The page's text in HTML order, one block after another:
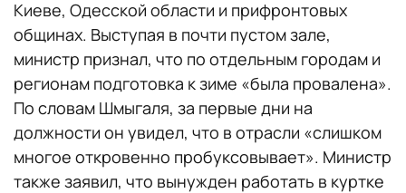
Киеве, Одесской области и прифронтовых
общинах. Выступая в почти пустом зале,
министр признал, что по отдельным городам и
регионам подготовка к зиме «была провалена».
По словам Шмыгаля, за первые дни на
должности он увидел, что в отрасли «слишком
многое откровенно пробуксовывает». Министр
также заявил, что вынужден работать в куртке